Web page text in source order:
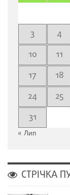
3
4
10
11
17
18
24
25
31
« Лип
СТРІЧКА